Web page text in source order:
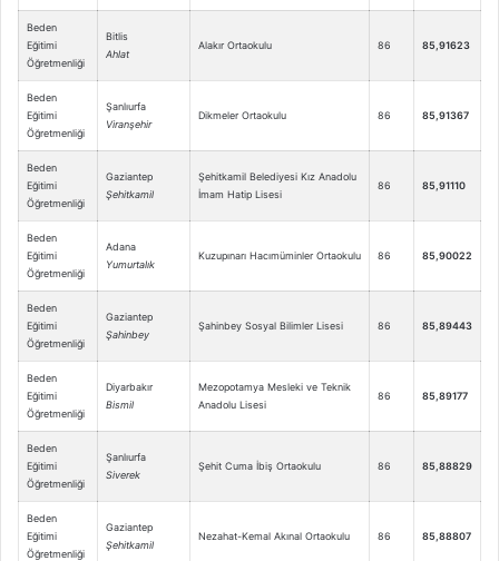
Beden
Eğitimi
Öğretmenliği
Bitlis
Ahlat
Alakır Ortaokulu 86 85,91623
Beden
Eğitimi
Öğretmenliği
Şanlıurfa
Viranşehir
Dikmeler Ortaokulu 86 85,91367
Beden
Eğitimi
Öğretmenliği
Gaziantep
Şehitkamil
Şehitkamil Belediyesi Kız Anadolu
İmam Hatip Lisesi
86 85,91110
Beden
Eğitimi
Öğretmenliği
Adana
Yumurtalık
Kuzupınarı Hacımüminler Ortaokulu 86 85,90022
Beden
Eğitimi
Öğretmenliği
Gaziantep
Şahinbey
Şahinbey Sosyal Bilimler Lisesi 86 85,89443
Beden
Eğitimi
Öğretmenliği
Diyarbakır
Bismil
Mezopotamya Mesleki ve Teknik
Anadolu Lisesi
86 85,89177
Beden
Eğitimi
Öğretmenliği
Şanlıurfa
Siverek
Şehit Cuma İbiş Ortaokulu 86 85,88829
Beden
Eğitimi
Öğretmenliği
Gaziantep
Şehitkamil
Nezahat-Kemal Akınal Ortaokulu 86 85,88807